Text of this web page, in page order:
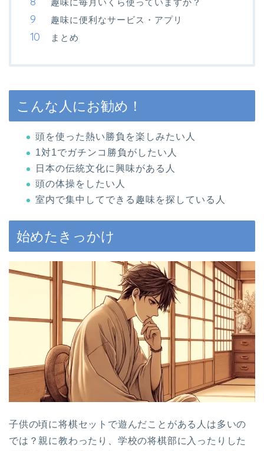
趣味に毎月いくら使っていますか？
趣味に便利なサービス・アプリ
まとめ
こんな人にお勧め！
頭を使った熱い勝負を楽しみたい人
1対1でガチンコ勝負がしたい人
日本の伝統文化に興味がある人
頭の体操をしたい人
室内で集中してできる趣味を探している人
始めたきっかけ
子供の頃に将棋セットで遊んだことがある人は多いの
では？親に教わったり、学校の将棋部に入ったりした